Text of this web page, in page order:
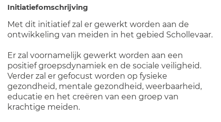
Initiatiefomschrijving
Met dit initiatief zal er gewerkt worden aan de
ontwikkeling van meiden in het gebied Schollevaar.
Er zal voornamelijk gewerkt worden aan een
positief groepsdynamiek en de sociale veiligheid.
Verder zal er gefocust worden op fysieke
gezondheid, mentale gezondheid, weerbaarheid,
educatie en het creëren van een groep van
krachtige meiden.